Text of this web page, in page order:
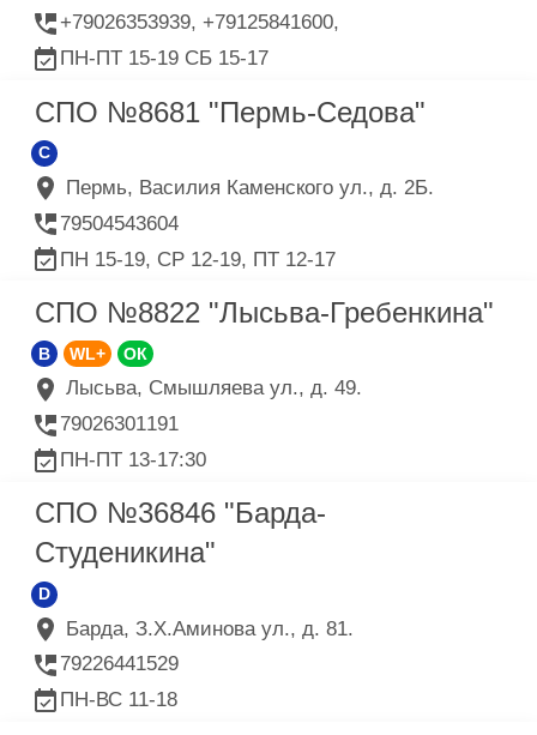
+79026353939, +79125841600,
ПН-ПТ 15-19 СБ 15-17
СПО №8681 "Пермь-Седова"
C
Пермь, Василия Каменского ул., д. 2Б.
79504543604
ПН 15-19, СР 12-19, ПТ 12-17
СПО №8822 "Лысьва-Гребенкина"
B WL+ ОК
Лысьва, Смышляева ул., д. 49.
79026301191
ПН-ПТ 13-17:30
СПО №36846 "Барда-
Студеникина"
D
Барда, З.Х.Аминова ул., д. 81.
79226441529
ПН-ВС 11-18